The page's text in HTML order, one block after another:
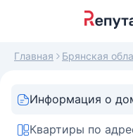
Главная Брянская
Информация о
Квартиры по